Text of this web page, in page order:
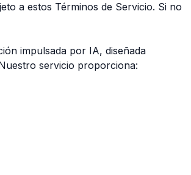
a estos Términos de Servicio. Si no
impulsada por IA, diseñada
servicio proporciona: